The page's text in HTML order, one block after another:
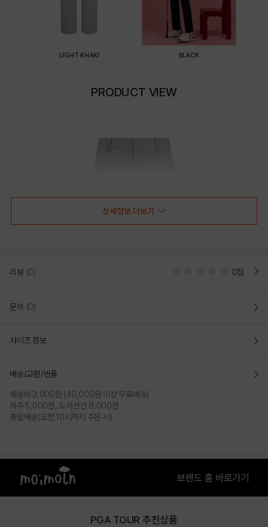
LIGHT KHAKI BLACK
PRODUCT VIEW
상세정보 더보기
리뷰 (0) 0점
문의 (0)
사이즈 정보
배송/교환/반품
배송비 3,000원 (40,000원 이상 무료배송)
제주 5,000원, 도서산간 8,000원
총알배송(오전 10시까지 주문 시)
PGA TOUR 추천상품